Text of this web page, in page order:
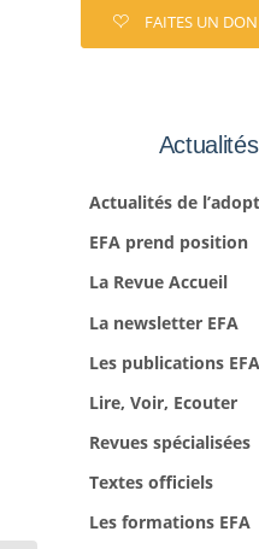
FAITES UN
Actualités de
EFA prend position
La Revue Accueil
La newsletter EFA
Les publications EFA
Lire, Voir, Ecouter
Revues spécialisées
Textes officiels
Les formations EFA